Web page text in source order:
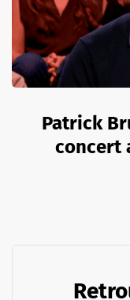
Patrick
concert